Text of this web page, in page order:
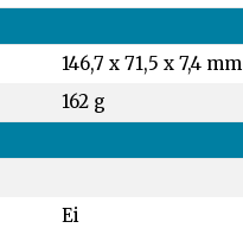
146,7 x 71,5 x 7,4 mm
162 g
Ei